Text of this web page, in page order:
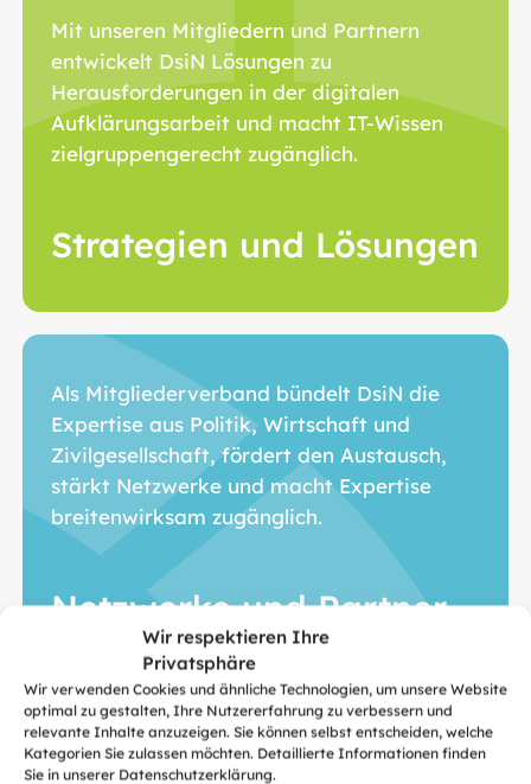
Wir respektieren Ihre
Privatsphäre
Wir verwenden Cookies und ähnliche Technologien, um unsere Website
optimal zu gestalten, Ihre Nutzererfahrung zu verbessern und
relevante Inhalte anzuzeigen. Sie können selbst entscheiden, welche
Kategorien Sie zulassen möchten. Detaillierte Informationen finden
Sie in unserer Datenschutzerklärung.
Mit unseren Mitgliedern und Partnern
entwickelt DsiN Lösungen zu
Herausforderungen in der digitalen
Aufklärungsarbeit und macht IT-Wissen
zielgruppengerecht zugänglich.
Strategien und Lösungen
Als Mitgliederverband bündelt DsiN die
Expertise aus Politik, Wirtschaft und
Zivilgesellschaft, fördert den Austausch,
stärkt Netzwerke und macht Expertise
breitenwirksam zugänglich.
Netzwerke und Partner